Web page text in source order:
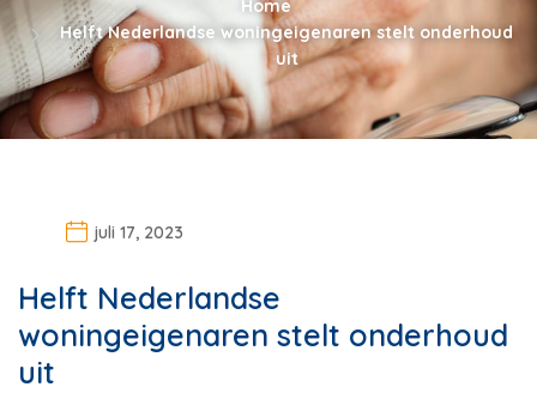
Home
Helft Nederlandse woningeigenaren stelt onderhoud
uit
juli 17, 2023
Helft Nederlandse
woningeigenaren stelt onderhoud
uit